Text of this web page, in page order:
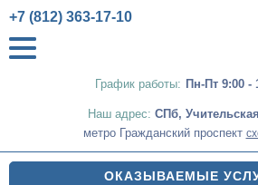
График работы: Пн-Пт 9:00 -
+7 (812) 363-17-10
Наш адрес: СПб,
метро Гражданский проспект
ОКАЗЫВАЕМЫЕ